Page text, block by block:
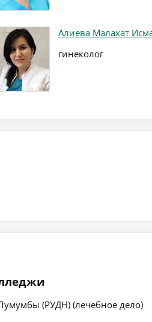
Алиева Малахат
гинеколог
(РУДН) (лечебное дело)